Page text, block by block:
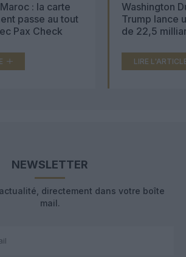
: la carte
passe au tout
Pax Check
Washington
Trump lance
de 22,5
LIRE
NEWSLETTER
directement dans votre boîte
mail.